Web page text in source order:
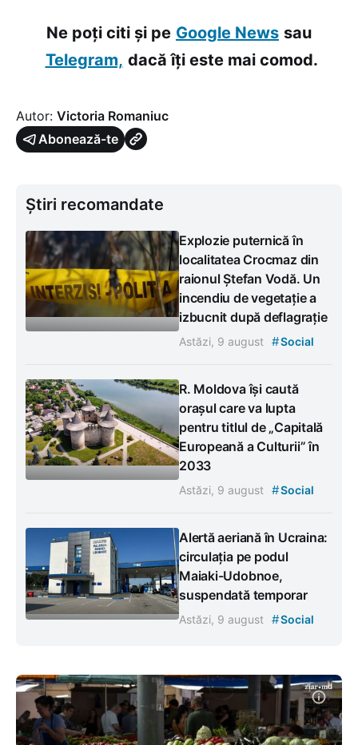
Ne poți citi și pe Google News sau
Telegram, dacă îți este mai comod.
Autor: Victoria Romaniuc
Abonează-te
Știri recomandate
Explozie puternică în
localitatea Crocmaz din
raionul Ștefan Vodă. Un
incendiu de vegetație a
izbucnit după deflagrație
Astăzi, 9 august #Social
R. Moldova își caută
orașul care va lupta
pentru titlul de „Capitală
Europeană a Culturii” în
2033
Astăzi, 9 august #Social
Alertă aeriană în Ucraina:
circulația pe podul
Maiaki-Udobnoe,
suspendată temporar
Astăzi, 9 august #Social